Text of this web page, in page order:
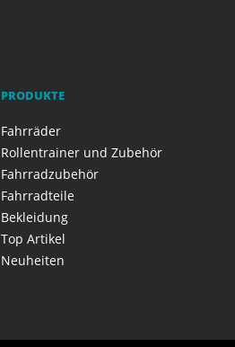
PRODUKTE
Fahrräder
Rollentrainer und Zubehör
Fahrradzubehör
Fahrradteile
Bekleidung
Top Artikel
Neuheiten